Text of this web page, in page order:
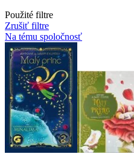
Použité filtre
Zrušiť filtre
Na tému spoločnosť